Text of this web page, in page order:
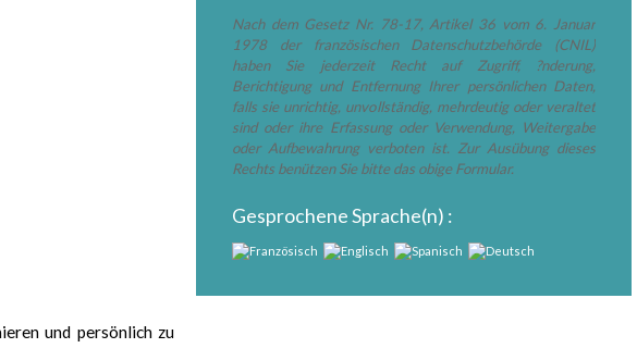
Nach dem Gesetz Nr. 78-17, Artikel 36 vom 6. Januar
1978 der französischen Datenschutzbehörde (CNIL)
haben Sie jederzeit Recht auf Zugriff, ?nderung,
Berichtigung und Entfernung Ihrer persönlichen Daten,
falls sie unrichtig, unvollständig, mehrdeutig oder veraltet
sind oder ihre Erfassung oder Verwendung, Weitergabe
oder Aufbewahrung verboten ist. Zur Ausübung dieses
Rechts benützen Sie bitte das obige Formular.
Gesprochene Sprache(n) :
und persönlich zu